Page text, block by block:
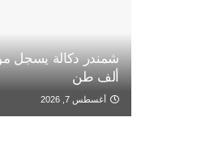
ألف طن
أغسطس 7, 2026